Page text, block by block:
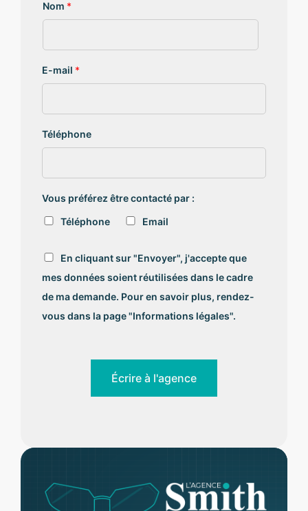
Nom *
E-mail *
Téléphone
Vous préférez être contacté par :
Téléphone
Email
R
G
P
D
*
En cliquant sur "Envoyer", j'accepte que
mes données soient réutilisées dans le cadre
de ma demande. Pour en savoir plus, rendez-
vous dans la page "Informations légales".
Écrire à l'agence